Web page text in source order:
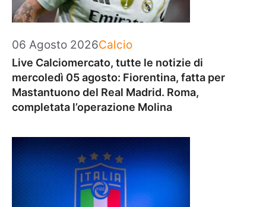
06 Agosto 2026Categorie
Calcio
Live Calciomercato, tutte le notizie di
mercoledì 05 agosto: Fiorentina, fatta per
Mastantuono del Real Madrid. Roma,
completata l’operazione Molina